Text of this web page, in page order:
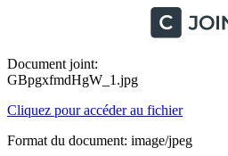
Document joint:
GBpgxfmdHgW_1.jpg
Cliquez pour accéder au fichier
Format du document: image/jpeg